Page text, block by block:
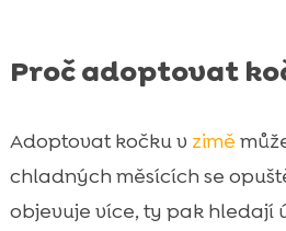
Proč adoptovat
Adoptovat kočku v zimě
chladných měsících se
objevuje více, ty pak hledají